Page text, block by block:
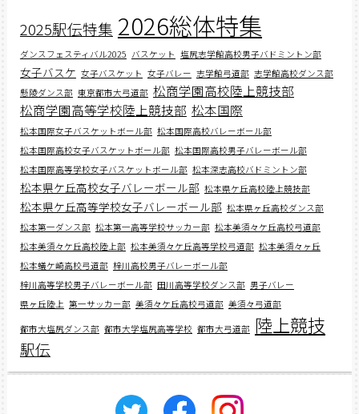
2025駅伝特集 2026総体特集
ダンスフェスティバル2025 バスケット 塩尻志学館高校男子バドミントン部
女子バスケ 女子バスケット 女子バレー 志学館弓道部 志学館高校ダンス部
懸陵ダンス部 東京都市大弓道部 松商学園高校陸上競技部
松商学園高等学校陸上競技部 松本国際
松本国際女子バスケットボール部 松本国際高校バレーボール部
松本国際高校女子バスケットボール部 松本国際高校男子バレーボール部
松本国際高等学校女子バスケットボール部 松本深志高校バドミントン部
松本県ケ丘高校女子バレーボール部 松本県ケ丘高校陸上競技部
松本県ケ丘高等学校女子バレーボール部 松本県ヶ丘高校ダンス部
松本第一ダンス部 松本第一高等学校サッカー部 松本美須々ケ丘高校弓道部
松本美須々ケ丘高校陸上部 松本美須々ケ丘高等学校弓道部 松本美須々ヶ丘
松本蟻ケ崎高校弓道部 梓川高校男子バレーボール部
梓川高等学校男子バレーボール部 田川高等学校ダンス部 男子バレー
県ヶ丘陸上 第一サッカー部 美須々ケ丘高校弓道部 美須々弓道部
都市大塩尻ダンス部 都市大学塩尻高等学校 都市大弓道部 陸上競技
駅伝